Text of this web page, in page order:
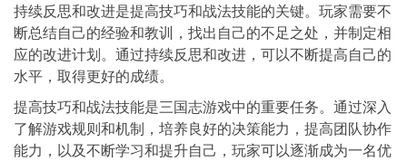
持续反思和改进是提高技巧和战法技能的关键。玩家需要不
断总结自己的经验和教训，找出自己的不足之处，并制定相
应的改进计划。通过持续反思和改进，可以不断提高自己的
水平，取得更好的成绩。
提高技巧和战法技能是三国志游戏中的重要任务。通过深入
了解游戏规则和机制，培养良好的决策能力，提高团队协作
能力，以及不断学习和提升自己，玩家可以逐渐成为一名优